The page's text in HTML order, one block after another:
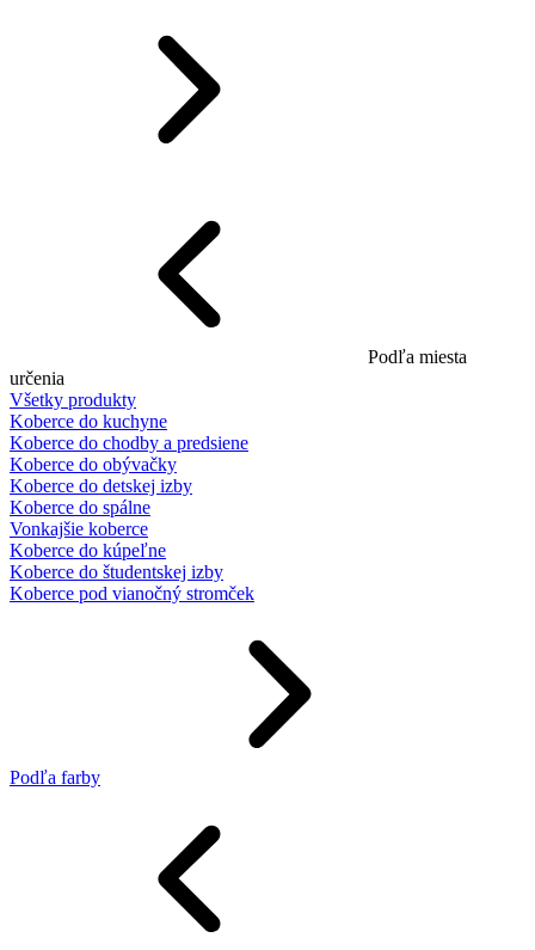
Podľa miesta
určenia
Všetky produkty
Koberce do kuchyne
Koberce do chodby a predsiene
Koberce do obývačky
Koberce do detskej izby
Koberce do spálne
Vonkajšie koberce
Koberce do kúpeľne
Koberce do študentskej izby
Koberce pod vianočný stromček
Podľa farby